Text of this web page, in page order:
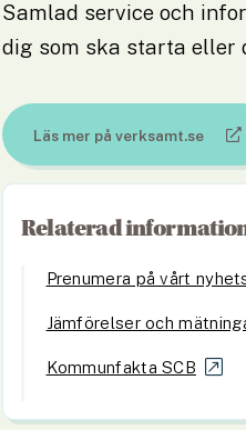
Samlad service och
dig som ska starta eller
Läs mer på verksamt.se
Länk till annan webbplats.
Relaterad
Prenumera på vårt
Jämförelser och
Kommunfakta SCB